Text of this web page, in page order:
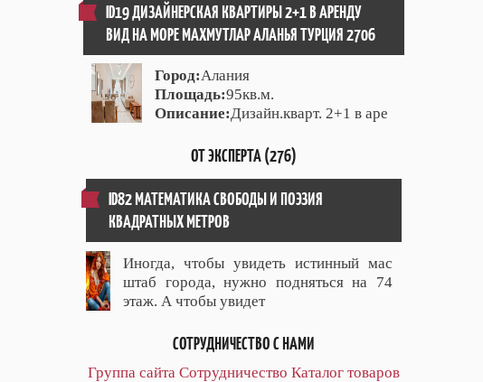
ID19 ДИЗАЙНЕРСКАЯ КВАРТИРЫ 2+1 В АРЕНДУ
ВИД НА МОРЕ МАХМУТЛАР АЛАНЬЯ ТУРЦИЯ 2706
Город:Алания
Площадь:95кв.м.
Описание:Дизайн.кварт. 2+1 в аре
ОТ ЭКСПЕРТА (276)
ID82 МАТЕМАТИКА СВОБОДЫ И ПОЭЗИЯ
КВАДРАТНЫХ МЕТРОВ
Иногда, чтобы увидеть истинный мас
штаб города, нужно подняться на 74
этаж. А чтобы увидет
СОТРУДНИЧЕСТВО С НАМИ
Группа сайта Сотрудничество Каталог товаров